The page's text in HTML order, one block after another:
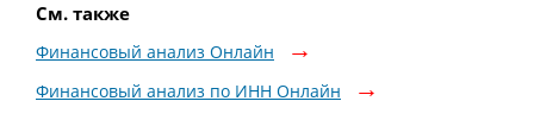
См. также
Финансовый анализ Онлайн
Финансовый анализ по ИНН Онлайн